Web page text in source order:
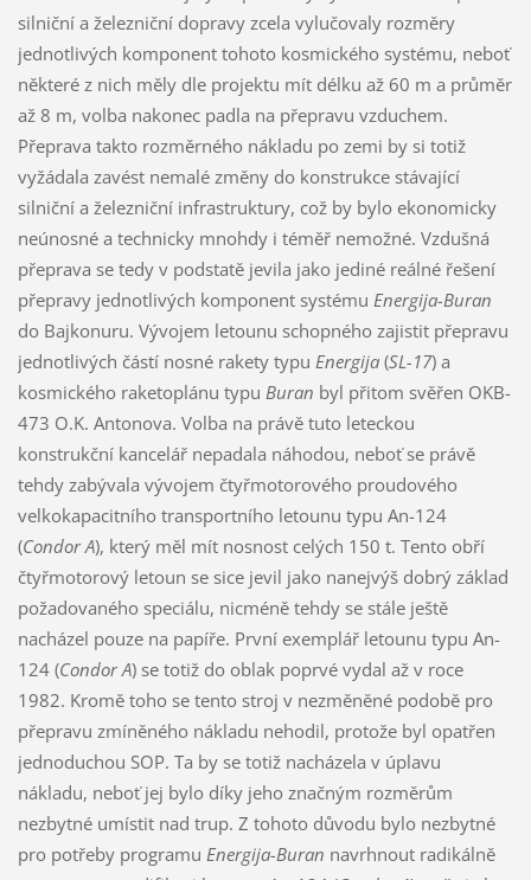
silniční a železniční dopravy zcela vylučovaly rozměry
jednotlivých komponent tohoto kosmického systému, neboť
některé z nich měly dle projektu mít délku až 60 m a průměr
až 8 m, volba nakonec padla na přepravu vzduchem.
Přeprava takto rozměrného nákladu po zemi by si totiž
vyžádala zavést nemalé změny do konstrukce stávající
silniční a železniční infrastruktury, což by bylo ekonomicky
neúnosné a technicky mnohdy i téměř nemožné. Vzdušná
přeprava se tedy v podstatě jevila jako jediné reálné řešení
přepravy jednotlivých komponent systému Energija-Buran
do Bajkonuru. Vývojem letounu schopného zajistit přepravu
jednotlivých částí nosné rakety typu Energija (SL-17) a
kosmického raketoplánu typu Buran byl přitom svěřen OKB-
473 O.K. Antonova. Volba na právě tuto leteckou
konstrukční kancelář nepadala náhodou, neboť se právě
tehdy zabývala vývojem čtyřmotorového proudového
velkokapacitního transportního letounu typu An-124
(Condor A), který měl mít nosnost celých 150 t. Tento obří
čtyřmotorový letoun se sice jevil jako nanejvýš dobrý základ
požadovaného speciálu, nicméně tehdy se stále ještě
nacházel pouze na papíře. První exemplář letounu typu An-
124 (Condor A) se totiž do oblak poprvé vydal až v roce
1982. Kromě toho se tento stroj v nezměněné podobě pro
přepravu zmíněného nákladu nehodil, protože byl opatřen
jednoduchou SOP. Ta by se totiž nacházela v úplavu
nákladu, neboť jej bylo díky jeho značným rozměrům
nezbytné umístit nad trup. Z tohoto důvodu bylo nezbytné
pro potřeby programu Energija-Buran navrhnout radikálně